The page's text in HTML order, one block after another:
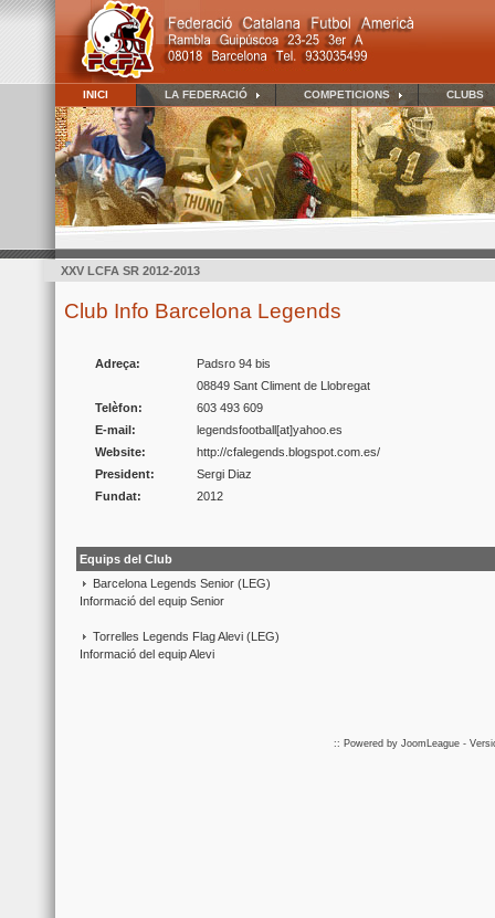
INICI LA FEDERACIÓ COMPETICIONS CLUBS
XXV LCFA SR 2012-2013
Club Info Barcelona Legends
Adreça:
Padsro 94 bis
08849 Sant Climent de Llobregat
Telèfon:
603 493 609
E-mail:
legendsfootball[at]yahoo.es
Website:
http://cfalegends.blogspot.com.es/
President:
Sergi Diaz
Fundat:
2012
Equips del Club
Barcelona Legends Senior (LEG)
Informació del equip Senior
Torrelles Legends Flag Alevi (LEG)
Informació del equip Alevi
:: Powered by JoomLeague -